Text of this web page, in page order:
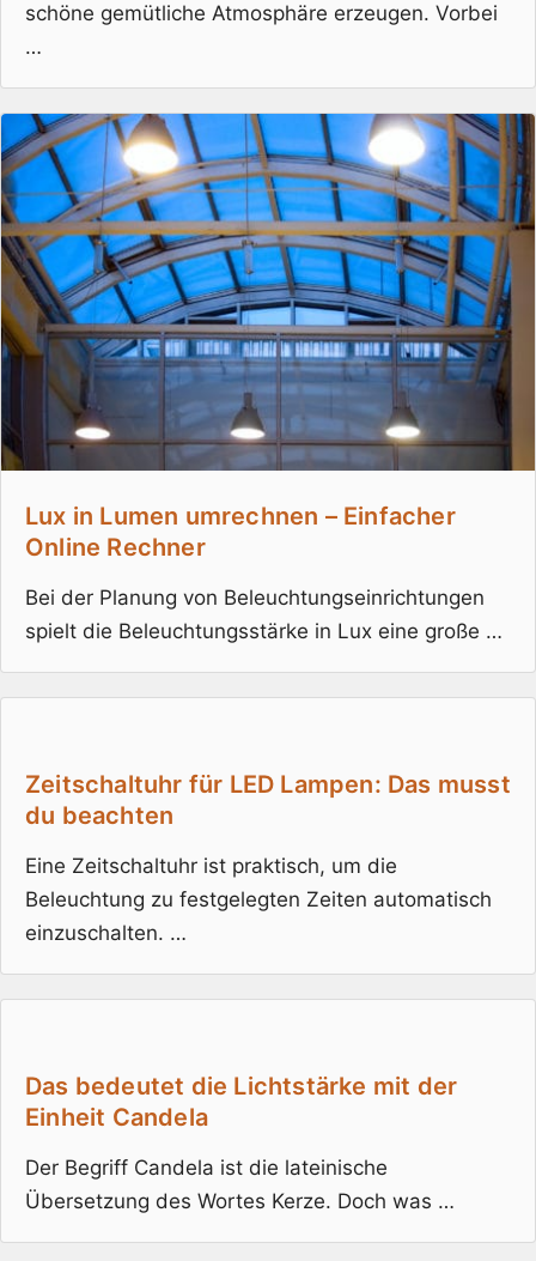
schöne gemütliche Atmosphäre erzeugen. Vorbei
…
Lux in Lumen umrechnen – Einfacher
Online Rechner
Bei der Planung von Beleuchtungseinrichtungen
spielt die Beleuchtungsstärke in Lux eine große …
Zeitschaltuhr für LED Lampen: Das musst
du beachten
Eine Zeitschaltuhr ist praktisch, um die
Beleuchtung zu festgelegten Zeiten automatisch
einzuschalten. …
Das bedeutet die Lichtstärke mit der
Einheit Candela
Der Begriff Candela ist die lateinische
Übersetzung des Wortes Kerze. Doch was …